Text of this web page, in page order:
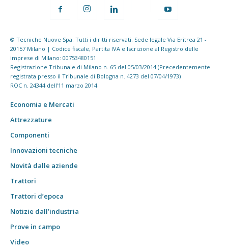
© Tecniche Nuove Spa. Tutti i diritti riservati. Sede legale Via Eritrea 21 -
20157 Milano | Codice fiscale, Partita IVA e Iscrizione al Registro delle
imprese di Milano: 00753480151
Registrazione Tribunale di Milano n. 65 del 05/03/2014 (Precedentemente
registrata presso il Tribunale di Bologna n. 4273 del 07/04/1973)
ROC n. 24344 dell'11 marzo 2014
Economia e Mercati
Attrezzature
Componenti
Innovazioni tecniche
Novità dalle aziende
Trattori
Trattori d’epoca
Notizie dall’industria
Prove in campo
Video